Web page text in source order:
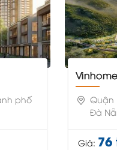
phố
Quận
Đà
Giá: 76